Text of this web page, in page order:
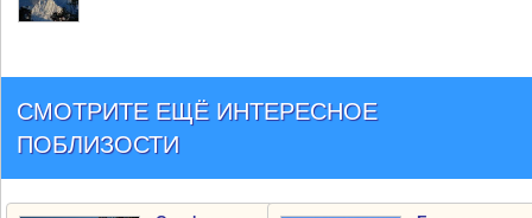
СМОТРИТЕ ЕЩЁ ИНТЕРЕСНОЕ
ПОБЛИЗОСТИ